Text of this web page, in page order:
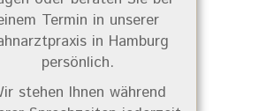
Termin in unserer
in Hamburg
persönlich.
stehen Ihnen während